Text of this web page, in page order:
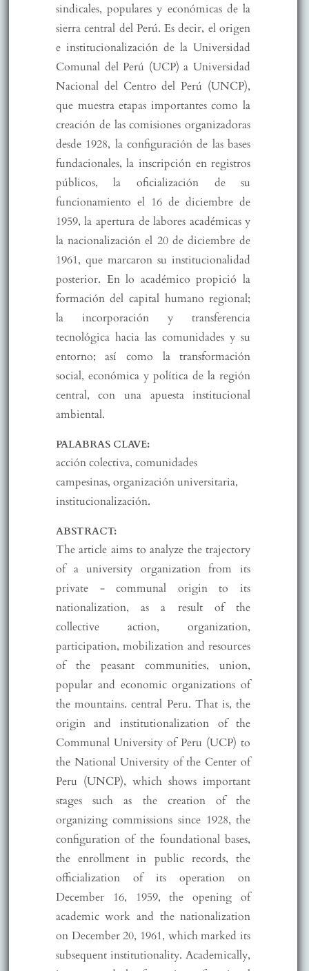
sindicales, populares y económicas de la
sierra central del Perú. Es decir, el origen
e institucionalización de la Universidad
Comunal del Perú (UCP) a Universidad
Nacional del Centro del Perú (UNCP),
que muestra etapas importantes como la
creación de las comisiones organizadoras
desde 1928, la configuración de las bases
fundacionales, la inscripción en registros
públicos, la oficialización de su
funcionamiento el 16 de diciembre de
1959, la apertura de labores académicas y
la nacionalización el 20 de diciembre de
1961, que marcaron su institucionalidad
posterior. En lo académico propició la
formación del capital humano regional;
la incorporación y transferencia
tecnológica hacia las comunidades y su
entorno; así como la transformación
social, económica y política de la región
central, con una apuesta institucional
ambiental.
PALABRAS CLAVE:
acción colectiva, comunidades
campesinas, organización universitaria,
institucionalización.
ABSTRACT:
The article aims to analyze the trajectory
of a university organization from its
private - communal origin to its
nationalization, as a result of the
collective action, organization,
participation, mobilization and resources
of the peasant communities, union,
popular and economic organizations of
the mountains. central Peru. That is, the
origin and institutionalization of the
Communal University of Peru (UCP) to
the National University of the Center of
Peru (UNCP), which shows important
stages such as the creation of the
organizing commissions since 1928, the
configuration of the foundational bases,
the enrollment in public records, the
officialization of its operation on
December 16, 1959, the opening of
academic work and the nationalization
on December 20, 1961, which marked its
subsequent institutionality. Academically,